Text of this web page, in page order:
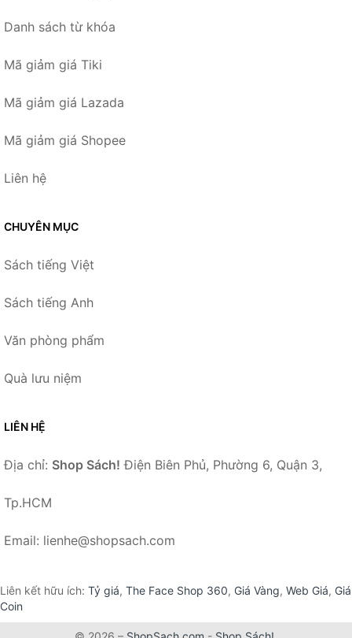
Danh sách từ khóa
Mã giảm giá Tiki
Mã giảm giá Lazada
Mã giảm giá Shopee
Liên hệ
CHUYÊN MỤC
Sách tiếng Việt
Sách tiếng Anh
Văn phòng phẩm
Quà lưu niệm
LIÊN HỆ
Địa chỉ: Shop Sách! Điện Biên Phủ, Phường 6, Quận 3,
Tp.HCM
Email: lienhe@shopsach.com
Liên kết hữu ích: Tỷ giá, The Face Shop 360, Giá Vàng, Web Giá, Giá
Coin